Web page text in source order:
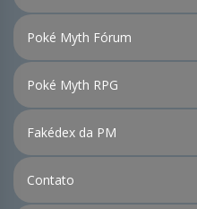
Poké Myth Fórum
Poké Myth RPG
Fakédex da PM
Contato